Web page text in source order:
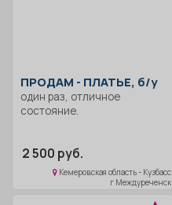
ПРОДАМ - ПЛАТЬЕ, б/у
один раз, отличное
состояние.
2 500 руб.
Кемеровская область - Кузбасс
г Междуреченск